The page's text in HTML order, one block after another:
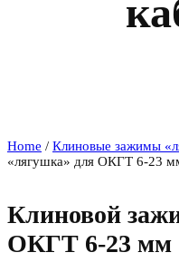
Home / Клиновые зажимы
«лягушка» для ОКГТ 6-23
Клиновой
ОКГТ 6-23 мм